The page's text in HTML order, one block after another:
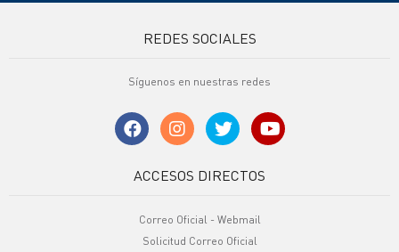
REDES SOCIALES
Síguenos en nuestras redes
ACCESOS DIRECTOS
Correo Oficial - Webmail
Solicitud Correo Oficial